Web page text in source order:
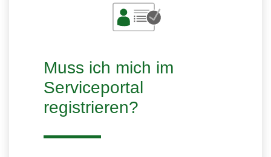
Muss ich mich im
Serviceportal
registrieren?